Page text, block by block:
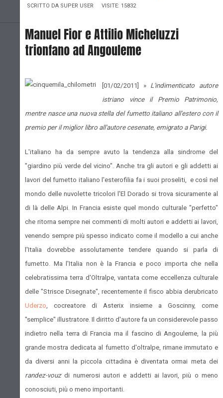
SCRITTO DA SUPER USER VISITE: 15832
Manuel Fior e Attilio Micheluzzi
trionfano ad Angouleme
[01/02/2011] » L'indimenticato autore
istriano vince il Premio Patrimonio,
mentre nasce una nuova stella del fumetto italiano all'estero con il
premio per il miglior libro all'autore cesenate, emigrato a Parigi.
L'italiano ha da sempre avuto la tendenza alla sindrome del
"giardino più verde del vicino". Anche tra gli autori e gli addetti ai
lavori del fumetto italiano l'esterofilia fa i suoi proseliti, e così nel
mondo delle nuvolette tricolori l'El Dorado si trova sicuramente al
di là delle Alpi. In Francia esiste quel mondo culturale "perfetto"
che ritorna sempre nei commenti di molti autori e addetti ai lavori,
venendo sempre più spesso indicato come il modello a cui anche
l'Italia dovrebbe assolutamente tendere quando si parla di
fumetto. Ma l'Italia non è la Francia e poco importa che nella
celebratissima terra d'Oltralpe, vantata come eccellenza culturale
delle "Strisce Disegnate", recentemente il fisco abbia derubricato
Uderzo, cocreatore di Asterix insieme a Goscinny, come
"semplice" illustratore. Il diritto d'autore fa un considerevole passo
indietro nella terra di Francia ma il fascino di Angouleme, la più
grande mostra dedicata al fumetto d'oltralpe, rimane immutato e
da diversi anni la piccola cittadina è diventata ormai meta dei
randez-vouzdi numerosi autori e addetti ai lavori, più o meno
conosciuti, più o meno importanti.